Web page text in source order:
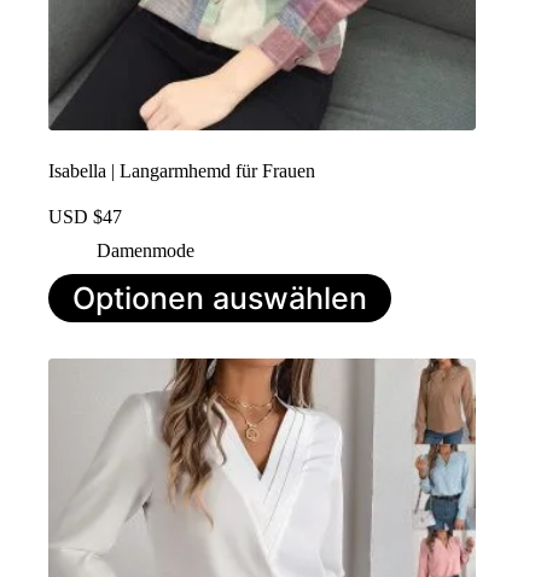
Isabella | Langarmhemd für Frauen
USD $47
Damenmode
Optionen auswählen
Dieses
Produkt
hat
Optionen
Produktseite
ausgewählt
werden